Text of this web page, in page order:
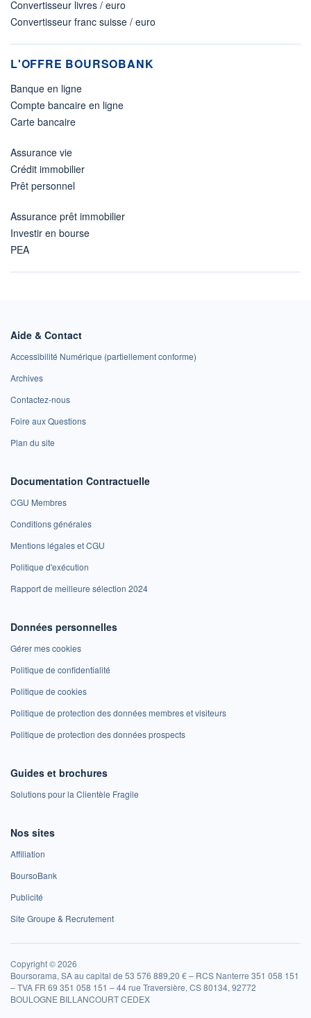
Convertisseur livres / euro
Convertisseur franc suisse / euro
L'OFFRE BOURSOBANK
Banque en ligne
Compte bancaire en ligne
Carte bancaire
Assurance vie
Crédit immobilier
Prêt personnel
Assurance prêt immobilier
Investir en bourse
PEA
Aide & Contact
Accessibilité Numérique (partiellement conforme)
Archives
Contactez-nous
Foire aux Questions
Plan du site
Documentation Contractuelle
CGU Membres
Conditions générales
Mentions légales et CGU
Politique d'exécution
Rapport de meilleure sélection 2024
Données personnelles
Gérer mes cookies
Politique de confidentialité
Politique de cookies
Politique de protection des données membres et visiteurs
Politique de protection des données prospects
Guides et brochures
Solutions pour la Clientèle Fragile
Nos sites
Affiliation
BoursoBank
Publicité
Site Groupe & Recrutement
Copyright © 2026
Boursorama, SA au capital de 53 576 889,20 € – RCS Nanterre 351 058 151
– TVA FR 69 351 058 151 – 44 rue Traversière, CS 80134, 92772
BOULOGNE BILLANCOURT CEDEX